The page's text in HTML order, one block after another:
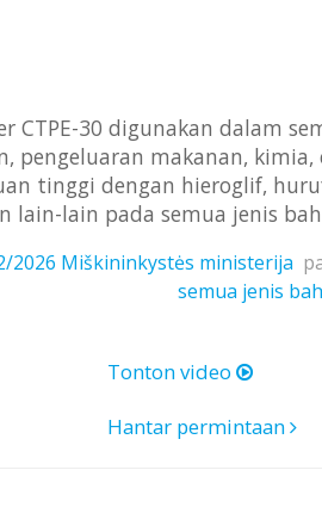
CTPE-30 digunakan dalam
pengeluaran makanan,
tinggi dengan hieroglif,
lain-lain pada semua jenis
2026 Miškininkystės ministerija
semua jenis
Tonton video
Hantar permintaan